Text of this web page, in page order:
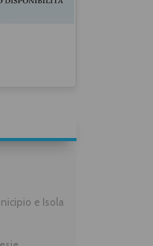
e Isola